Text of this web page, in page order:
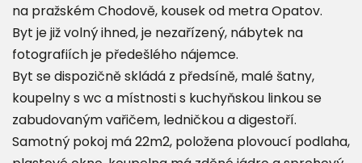
na pražském Chodově, kousek od metra Opatov.
Byt je již volný ihned, je nezařízený, nábytek na
fotografiích je předešlého nájemce.
Byt se dispozičně skládá z předsíně, malé šatny,
koupelny s wc a místnosti s kuchyňskou linkou se
zabudovaným vařičem, ledničkou a digestoří.
Samotný pokoj má 22m2, položena plovoucí podlaha,